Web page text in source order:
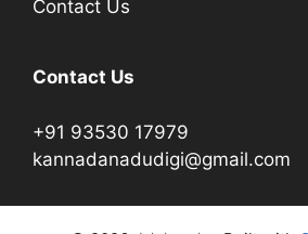
Contact Us
Contact Us
+91 93530 17979
kannadanadudigi@gmail.com